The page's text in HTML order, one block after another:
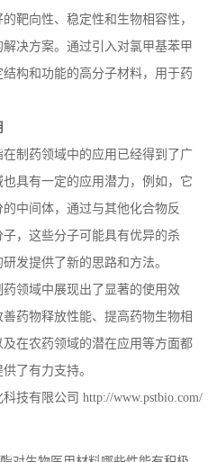
靶向性、稳定性和生物相容性，
决方案。通过引入对氯甲基苯甲
构和功能的高分子材料，用于药
制药领域中的应用已经得到了广
具有一定的应用潜力，例如，它
中间体，通过与其他化合物反
，这些分子可能具有优异的杀
发提供了新的思路和方法。
领域中展现出了显著的使用效
药物释放性能、提高药物生物相
在农药领域的潜在应用等方面都
了有力支持。
技有限公司 http://www.pstbio.com/